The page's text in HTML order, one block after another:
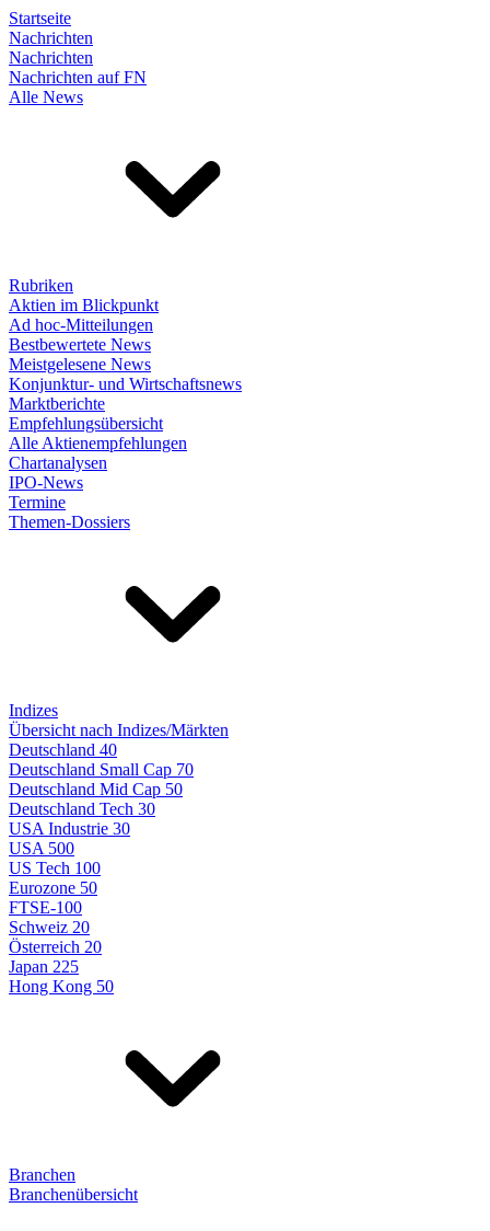
Startseite
Nachrichten
Nachrichten
Nachrichten auf FN
Alle News
Rubriken
Aktien im Blickpunkt
Ad hoc-Mitteilungen
Bestbewertete News
Meistgelesene News
Konjunktur- und Wirtschaftsnews
Marktberichte
Empfehlungsübersicht
Alle Aktienempfehlungen
Chartanalysen
IPO-News
Termine
Themen-Dossiers
Indizes
Übersicht nach Indizes/Märkten
Deutschland 40
Deutschland Small Cap 70
Deutschland Mid Cap 50
Deutschland Tech 30
USA Industrie 30
USA 500
US Tech 100
Eurozone 50
FTSE-100
Schweiz 20
Österreich 20
Japan 225
Hong Kong 50
Branchen
Branchenübersicht